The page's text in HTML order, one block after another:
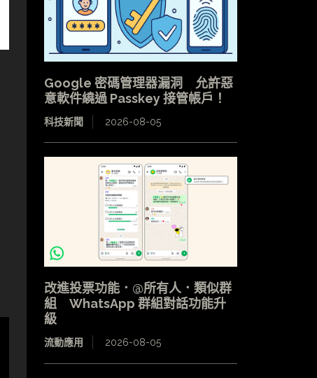
Google 密碼管理器漏洞 允許惡
意軟件繞過 Passkey 接管帳戶！
科技新聞 2026-08-05
改進投票功能．@所有人．類似群
組 WhatsApp 群組對話功能升
級
流動應用 2026-08-05